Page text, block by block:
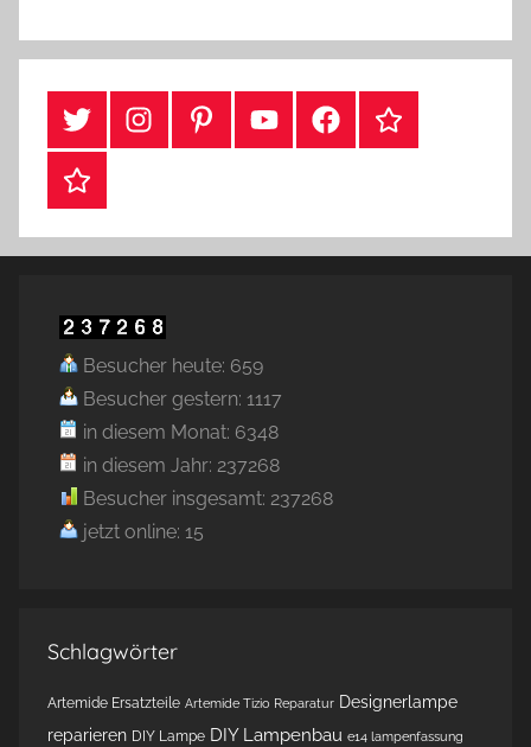
#TwitterInstagramPinterestYouTubeFacebookTikTok
Webshop
Besucher heute: 659
Besucher gestern: 1117
in diesem Monat: 6348
in diesem Jahr: 237268
Besucher insgesamt: 237268
jetzt online: 15
Schlagwörter
Artemide Ersatzteile Artemide Tizio Reparatur Designerlampe
reparieren DIY Lampe DIY Lampenbau e14 lampenfassung